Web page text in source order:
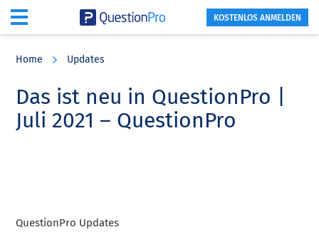
content
sidebar
KOSTENLOS ANMELDEN
Home Updates
Das ist neu in QuestionPro |
Juli 2021 – QuestionPro
QuestionPro Updates